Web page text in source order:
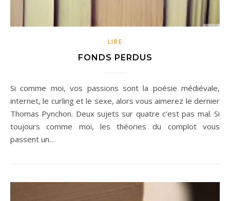
LIRE
FONDS PERDUS
Si comme moi, vos passions sont la poésie médiévale,
internet, le curling et le sexe, alors vous aimerez le dernier
Thomas Pynchon. Deux sujets sur quatre c’est pas mal. Si
toujours comme moi, les théories du complot vous
passent un…